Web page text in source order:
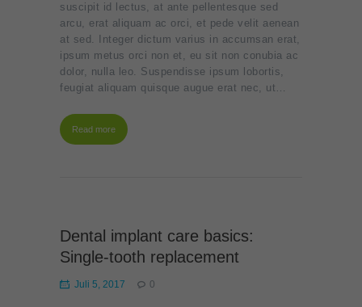
suscipit id lectus, at ante pellentesque sed
arcu, erat aliquam ac orci, et pede velit aenean
at sed. Integer dictum varius in accumsan erat,
ipsum metus orci non et, eu sit non conubia ac
dolor, nulla leo. Suspendisse ipsum lobortis,
feugiat aliquam quisque augue erat nec, ut…
Read more
Dental implant care basics:
Single-tooth replacement
Juli 5, 2017 0